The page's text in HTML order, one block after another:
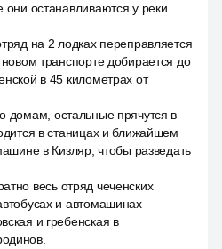
они останавливаются у реки
на 2 лодках переправляется
транспорте добирается до
в 45 километрах от
домам, остальные прячутся в
в станицах и ближайшем
в Кизляр, чтобы разведать
весь отряд чеченских
и автомашинах
и гребенская в